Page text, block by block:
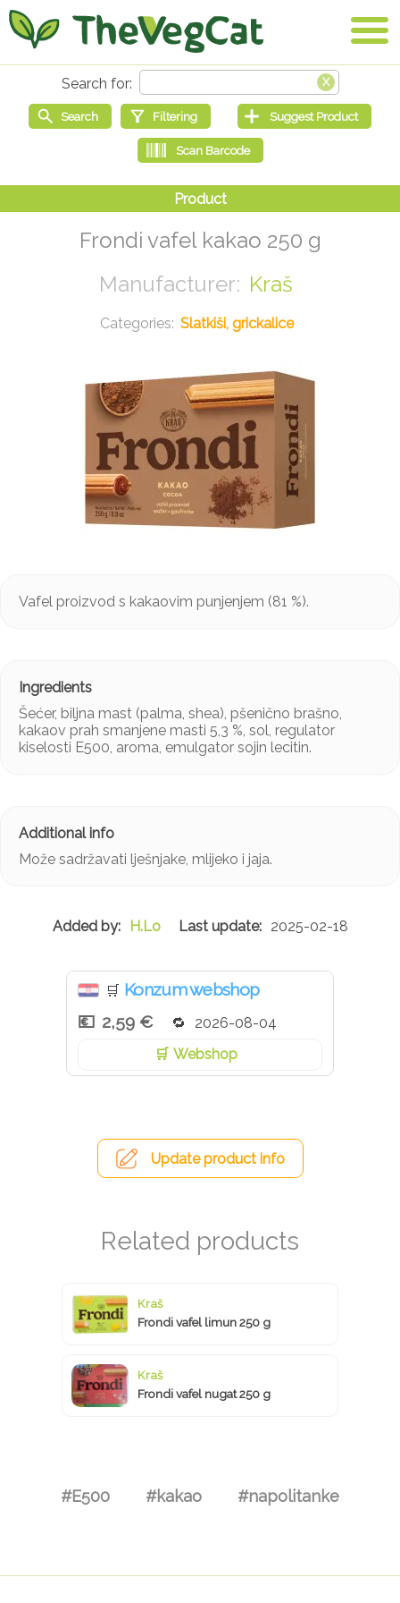
Frondi vafel kakao 250 g
Kraš
Slatkiši, grickalice
Vafel proizvod s kakaovim punjenjem (81 %).
Šećer, biljna mast (palma, shea), pšenično brašno,
kakaov prah smanjene masti 5,3 %, sol, regulator
kiselosti E500, aroma, emulgator sojin lecitin.
Može sadržavati lješnjake, mlijeko i jaja.
H.Lo 2025-02-18
🛒 Konzum webshop
2,59 €
2026-08-04
Webshop
Update product info
Kraš
Frondi vafel limun 250 g
Kraš
Frondi vafel nugat 250 g
#E500 #kakao #napolitanke